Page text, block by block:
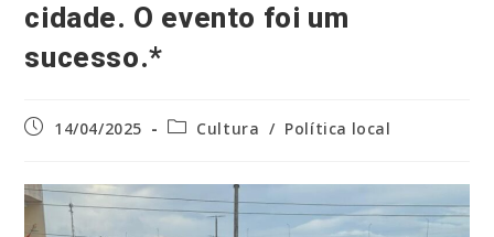
cidade. O evento foi um
sucesso.*
Post14/04/2025
Categoria
Cultura / Política local